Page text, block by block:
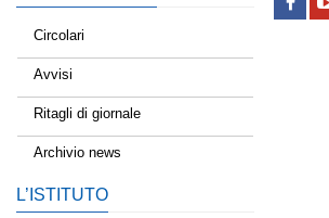
Circolari
Avvisi
Ritagli di giornale
Archivio news
L’ISTITUTO